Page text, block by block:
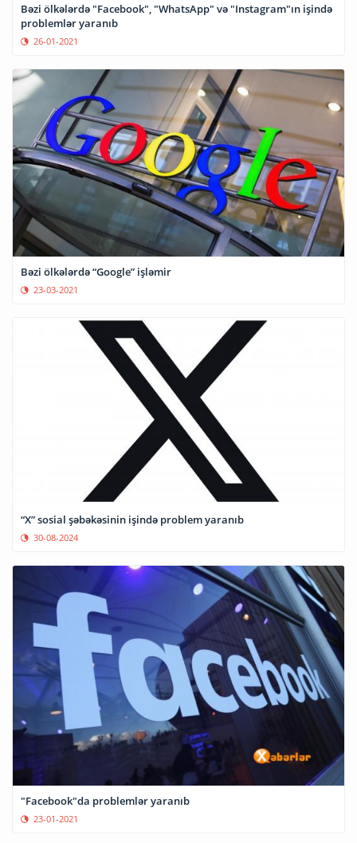
Bəzi ölkələrdə "Facebook", "WhatsApp" və "Instagram"ın işində
problemlər yaranıb
26-01-2021
Bəzi ölkələrdə “Google” işləmir
23-03-2021
“X” sosial şəbəkəsinin işində problem yaranıb
30-08-2024
"Facebook"da problemlər yaranıb
23-01-2021